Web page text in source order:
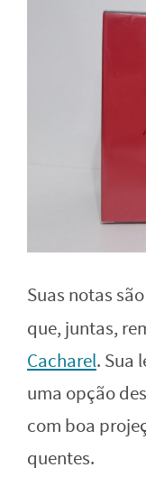
Suas notas
que, juntas,
Cacharel. Sua
uma opção
com boa
quentes.